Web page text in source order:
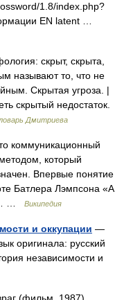
1.8/index.php?
EN latent …
скрыт, скрыта,
называют то, что не
Скрытая угроза. |
скрытый недостаток.
Дмитриева
коммуникационный
который
Впервые понятие
Батлера Лэмпсона «A
…
Википедия
и оккупации —
оригинала: русский
независимости и